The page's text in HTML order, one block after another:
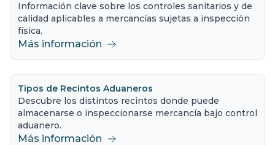
Información clave sobre los controles sanitarios y de
calidad aplicables a mercancías sujetas a inspección
física.
Más información
Tipos de Recintos Aduaneros
Descubre los distintos recintos donde puede
almacenarse o inspeccionarse mercancía bajo control
aduanero.
Más información